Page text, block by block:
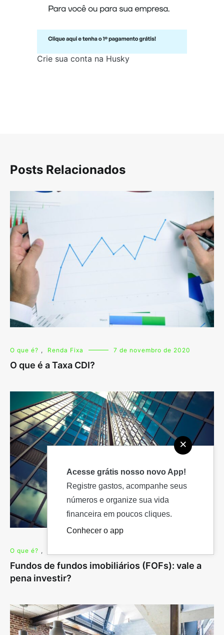
Crie sua conta na Husky
Posts Relacionados
O que é? , Renda Fixa 7 de novembro de 2020
O que é a Taxa CDI?
O que é? ,
Fundos de fundos imobiliários (FOFs): vale a
pena investir?
×
Acesse grátis nosso novo App!
Registre gastos, acompanhe seus
números e organize sua vida
financeira em poucos cliques.
Conhecer o app